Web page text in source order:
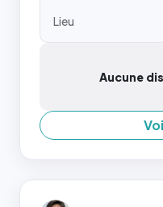
Lieu
Aucune